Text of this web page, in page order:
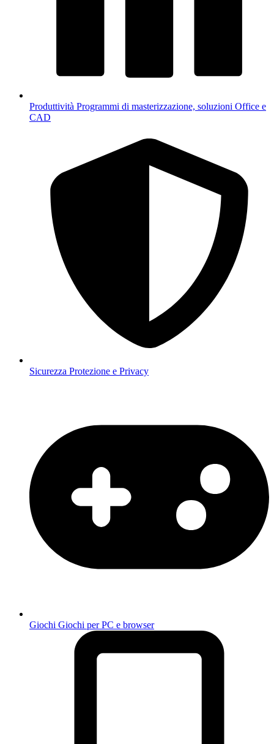
Produttività Programmi di masterizzazione, soluzioni Office e
CAD
Sicurezza Protezione e Privacy
Giochi Giochi per PC e browser